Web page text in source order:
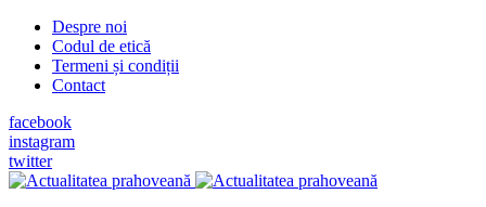
Despre noi
Codul de etică
Termeni și condiții
Contact
facebook
instagram
twitter